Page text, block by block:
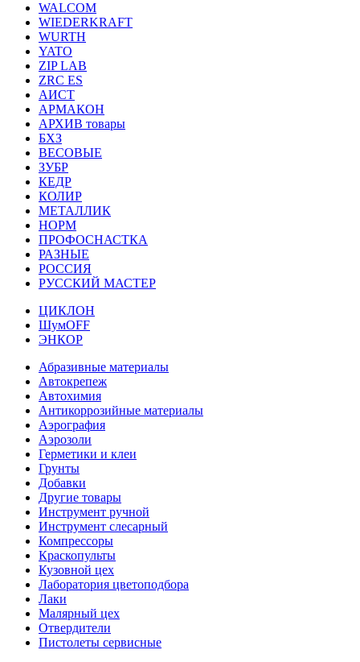
WALCOM
WIEDERKRAFT
WURTH
YATO
ZIP LAB
ZRC ES
АИСТ
АРМАКОН
АРХИВ товары
БХЗ
ВЕСОВЫЕ
ЗУБР
КЕДР
КОЛИР
МЕТАЛЛИК
НОРМ
ПРОФОСНАСТКА
РАЗНЫЕ
РОССИЯ
РУССКИЙ МАСТЕР
ЦИКЛОН
ШумOFF
ЭНКОР
Абразивные материалы
Автокрепеж
Автохимия
Антикоррозийные материалы
Аэрография
Аэрозоли
Герметики и клеи
Грунты
Добавки
Другие товары
Инструмент ручной
Инструмент слесарный
Компрессоры
Краскопульты
Кузовной цех
Лаборатория цветоподбора
Лаки
Малярный цех
Отвердители
Пистолеты сервисные